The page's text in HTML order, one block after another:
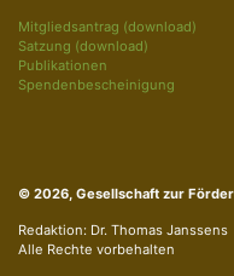
Mitgliedsantrag (download)
Satzung (download)
Publikationen
Spendenbescheinigung
© 2026, Gesellschaft zur
Redaktion: Dr. Thomas Janssens
Alle Rechte vorbehalten